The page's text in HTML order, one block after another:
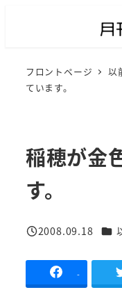
フロントページ 以
ています。
稲穂が金
す。
投稿日
2008.09.18 カ
-